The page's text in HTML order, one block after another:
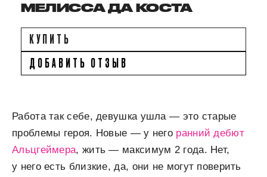
МЕЛИССА ДА КОСТА
КУПИТЬ
ДОБАВИТЬ ОТЗЫВ
Работа так себе, девушка ушла — это старые
проблемы героя. Новые — у него ранний дебют
Альцгеймера, жить — максимум 2 года. Нет,
у него есть близкие, да, они не могут поверить